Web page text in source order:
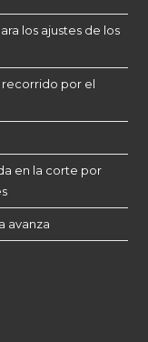
los ajustes de los
recorrido por el
en la corte por
avanza